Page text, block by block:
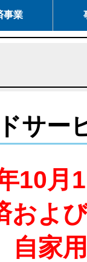
事業
サー
10月
およ
自家